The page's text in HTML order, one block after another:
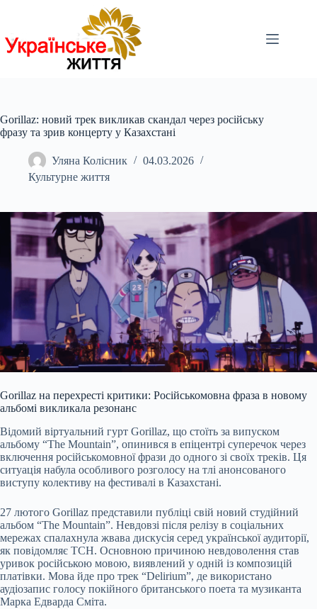
Gorillaz: новий трек викликав скандал через російську
фразу та зрив концерту у Казахстані
Уляна Колісник
04.03.2026
Культурне життя
Gorillaz на перехресті критики: Російськомовна фраза в новому
альбомі викликала резонанс
Відомий віртуальний гурт Gorillaz, що стоїть за випуском
альбому “The Mountain”, опинився в епіцентрі суперечок через
включення російськомовної фрази до одного зі своїх треків. Ця
ситуація набула особливого розголосу на тлі анонсованого
виступу колективу на фестивалі в Казахстані.
27 лютого Gorillaz представили публіці свій новий студійний
альбом “The Mountain”. Невдовзі після релізу в соціальних
мережах спалахнула жвава дискусія серед української аудиторії,
як повідомляє ТСН. Основною причиною невдоволення став
уривок російською мовою, виявлений у одній із композицій
платівки. Мова йде про трек “Delirium”, де використано
аудіозапис голосу покійного британського поета та музиканта
Марка Едварда Сміта.